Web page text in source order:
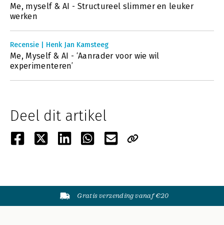
Me, myself & AI - Structureel slimmer en leuker
werken
Recensie | Henk Jan Kamsteeg
Me, Myself & AI - ‘Aanrader voor wie wil
experimenteren’
Deel dit artikel
Gratis verzending vanaf €20